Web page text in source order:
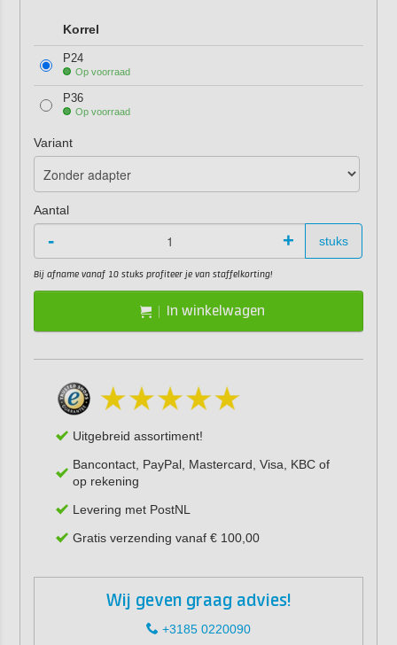
Korrel
P24
Op voorraad
P36
Op voorraad
Variant
Aantal
- + stuks
Bij afname vanaf 10 stuks profiteer je van staffelkorting!
In winkelwagen
Uitgebreid assortiment!
Bancontact, PayPal, Mastercard, Visa, KBC of
op rekening
Levering met PostNL
Gratis verzending vanaf € 100,00
Wij geven graag advies!
+3185 0220090